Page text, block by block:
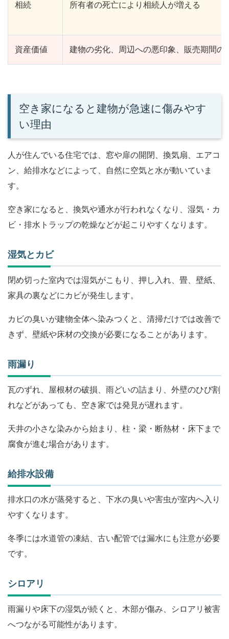
相続 所有者の死亡により相続人が増える
資産価値 建物の劣化、周辺への悪印象、販売期間の
空き家になると建物が急速に傷みやす
い理由
人が住んでいる住宅では、窓や扉の開閉、換気扇、エアコ
ン、給排水などによって、自然に空気と水が動いていま
す。
空き家になると、換気や通水が行われなくなり、湿気・カ
ビ・排水トラップの乾燥などが起こりやすくなります。
湿気とカビ
閉め切った室内では湿気がこもり、押し入れ、畳、壁紙、
家具の裏などにカビが発生します。
カビの臭いが建物全体へ染みつくと、清掃だけでは改善で
きず、壁紙や床材の交換が必要になることがあります。
雨漏り
瓦のずれ、屋根材の破損、雨どいの詰まり、外壁のひび割
れなどがあっても、空き家では発見が遅れます。
天井の小さな染みから始まり、柱・梁・断熱材・床下まで
腐食が進む場合があります。
給排水設備
排水口の水が蒸発すると、下水の臭いや害虫が室内へ入り
やすくなります。
冬季には水道管の凍結、古い配管では漏水にも注意が必要
です。
シロアリ
雨漏りや床下の湿気が続くと、木部が傷み、シロアリ被害
へつながる可能性があります。